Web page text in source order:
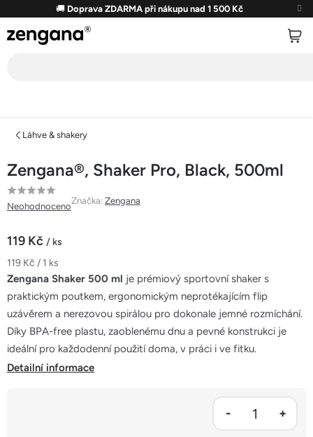
obsah
🚚 Doprava ZDARMA při nákupu nad 1 500 Kč
Láhve & shakery
Zengana®, Shaker Pro, Black, 500ml
Průměrné
hodnocení
je
0,0
z
5
hvězdiček.
Neohodnoceno
Značka: Zengana
119 Kč / ks
Měrná
cena:
119 Kč / 1 ks
Zengana Shaker 500 ml je prémiový sportovní shaker s
praktickým poutkem, ergonomickým neprotékajícím flip
uzávěrem a nerezovou spirálou pro dokonale jemné rozmíchání.
Díky BPA-free plastu, zaoblenému dnu a pevné konstrukci je
ideální pro každodenní použití doma, v práci i ve fitku.
Detailní informace